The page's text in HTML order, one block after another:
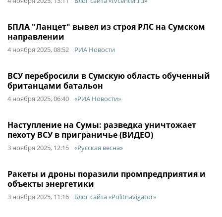
БПЛА "Ланцет" вывел из строя РЛС на Сумском
направлении
4 ноября 2025, 08:52 РИА Новости
ВСУ перебросили в Сумскую область обученный
британцами батальон
4 ноября 2025, 06:40 «РИА Новости»
Наступление на Сумы: разведка уничтожает
пехоту ВСУ в приграничье (ВИДЕО)
3 ноября 2025, 12:15 «Русская весна»
Ракеты и дроны поразили промпредприятия и
объекты энергетики
3 ноября 2025, 11:16 Блог сайта «Politnavigator»